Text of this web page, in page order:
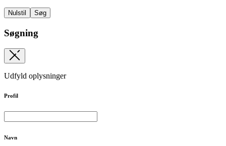
Nulstil Søg
Søgning
Udfyld oplysninger
Profil
Navn